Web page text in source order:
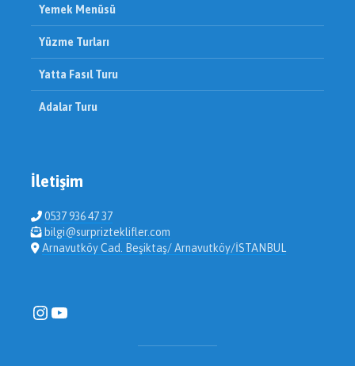
Yemek Menüsü
Yüzme Turları
Yatta Fasıl Turu
Adalar Turu
İletişim
0537 936 47 37
bilgi@surprizteklifler.com
Arnavutköy Cad. Beşiktaş/ Arnavutköy/İSTANBUL
Instagram
YouTube